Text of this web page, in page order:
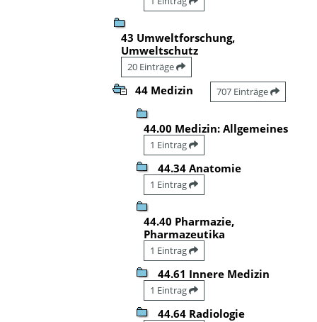
43 Umweltforschung,
Umweltschutz
20 Einträge
44 Medizin 707 Einträge
44.00 Medizin: Allgemeines
1 Eintrag
44.34 Anatomie
1 Eintrag
44.40 Pharmazie,
Pharmazeutika
1 Eintrag
44.61 Innere Medizin
1 Eintrag
44.64 Radiologie